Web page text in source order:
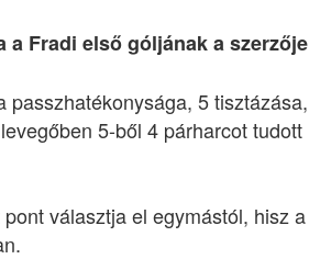
Fradi első góljának a szerzője
5 tisztázása,
5-ből 4 párharcot tudott
választja el egymástól, hisz a